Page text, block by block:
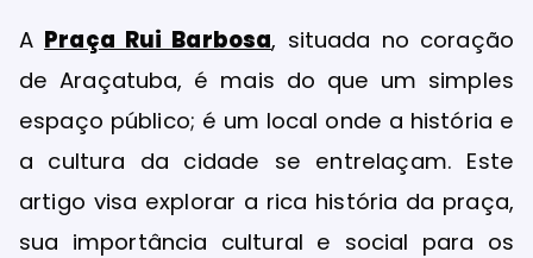
A Praça Rui Barbosa, situada no coração
de Araçatuba, é mais do que um simples
espaço público; é um local onde a história e
a cultura da cidade se entrelaçam. Este
artigo visa explorar a rica história da praça,
sua importância cultural e social para os